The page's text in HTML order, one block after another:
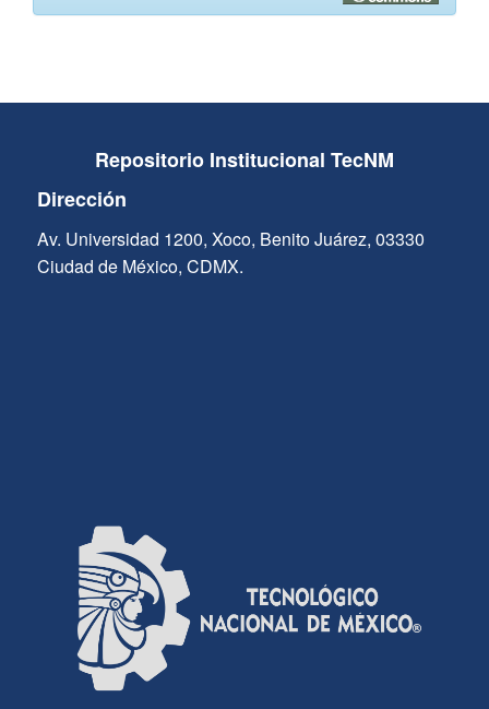
Repositorio Institucional TecNM
Dirección
Av. Universidad 1200, Xoco, Benito Juárez, 03330
Ciudad de México, CDMX.